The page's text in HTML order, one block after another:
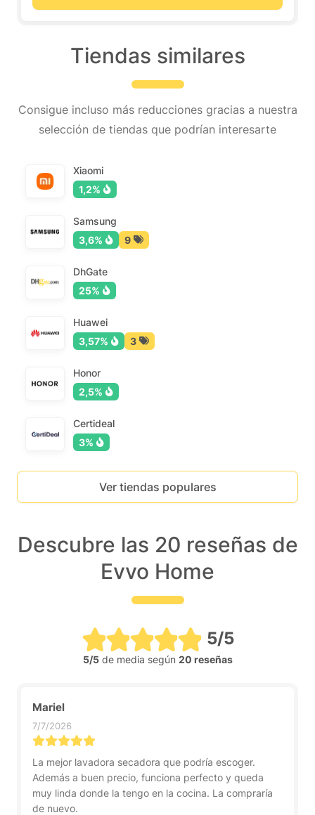
Tiendas similares
Consigue incluso más reducciones gracias a nuestra
selección de tiendas que podrían interesarte
Xiaomi
1,2%
Samsung
3,6%
9
DhGate
25%
Huawei
3,57%
3
Honor
2,5%
Certideal
3%
Ver tiendas populares
Descubre las 20 reseñas de
Evvo Home
5/5
5/5de media según 20 reseñas
Mariel
7/7/2026
La mejor lavadora secadora que podría escoger.
Además a buen precio, funciona perfecto y queda
muy linda donde la tengo en la cocina. La compraría
de nuevo.